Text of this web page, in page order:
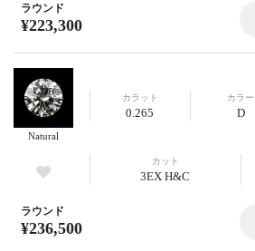
ラウンド
¥223,300
Natural
カラット
0.265
カラー
D
カット
3EX H&C
ラウンド
¥236,500